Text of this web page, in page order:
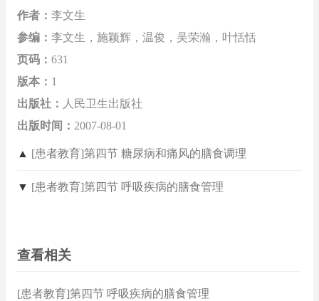
作者： 李文生
参编： 李文生，施颖辉，温俊，吴荣瀚，叶恬恬
页码： 631
版本： 1
出版社： 人民卫生出版社
出版时间： 2007-08-01
▲ [患者教育]第四节 糖尿病和痛风的膳食调理
▼ [患者教育]第四节 呼吸疾病的膳食管理
查看相关
[患者教育]第四节 呼吸疾病的膳食管理